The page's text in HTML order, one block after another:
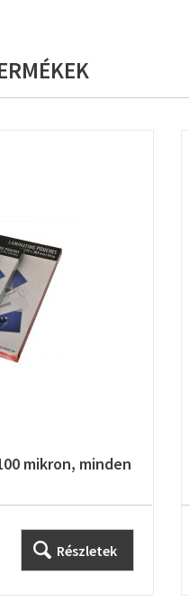
mikron, minden
Részletek